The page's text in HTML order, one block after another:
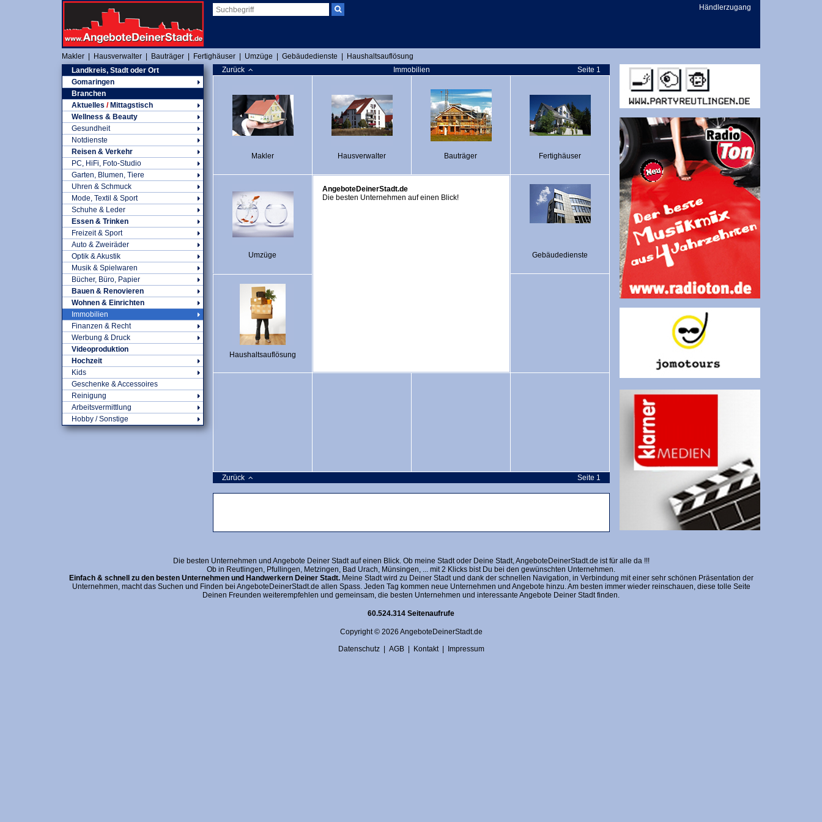
Händlerzugang
Makler Hausverwalter Bauträger Fertighäuser Umzüge Gebäudedienste
Haushaltsauflösung
Landkreis, Stadt oder Ort
Gomaringen
Branchen
Aktuelles /Mittagstisch
Wellness & Beauty
Gesundheit
Notdienste
Reisen & Verkehr
PC, HiFi, Foto-Studio
Garten, Blumen, Tiere
Uhren & Schmuck
Mode, Textil & Sport
Schuhe & Leder
Essen & Trinken
Freizeit & Sport
Auto & Zweiräder
Optik & Akustik
Musik & Spielwaren
Bücher, Büro, Papier
Bauen & Renovieren
Wohnen & Einrichten
Immobilien
Finanzen & Recht
Werbung & Druck
Videoproduktion
Hochzeit
Kids
Geschenke & Accessoires
Reinigung
Arbeitsvermittlung
Hobby / Sonstige
Zurück Immobilien Seite 1
Makler Hausverwalter Bauträger Fertighäuser
Umzüge
AngeboteDeinerStadt.de
Die besten Unternehmen auf einen Blick!
Gebäudedienste
Haushaltsauflösung
Zurück Seite 1
Die besten Unternehmen und Angebote Deiner Stadt auf einen Blick. Ob meine Stadt oder Deine Stadt, AngeboteDeinerStadt.de ist für alle da !!!
Ob in Reutlingen, Pfullingen, Metzingen, Bad Urach, Münsingen, ... mit 2 Klicks bist Du bei den gewünschten Unternehmen.
Einfach & schnell zu den besten Unternehmen und Handwerkern Deiner Stadt.Meine Stadt wird zu Deiner Stadt und dank der schnellen Navigation, in Verbindung mit einer sehr schönen Präsentation der
Unternehmen, macht das Suchen und Finden bei AngeboteDeinerStadt.de allen Spass. Jeden Tag kommen neue Unternehmen und Angebote hinzu. Am besten immer wieder reinschauen, diese tolle Seite
Deinen Freunden weiterempfehlen und gemeinsam, die besten Unternehmen und interessante Angebote Deiner Stadt finden.
60.524.314 Seitenaufrufe
Copyright © 2026 AngeboteDeinerStadt.de
Datenschutz| AGB| Kontakt| Impressum